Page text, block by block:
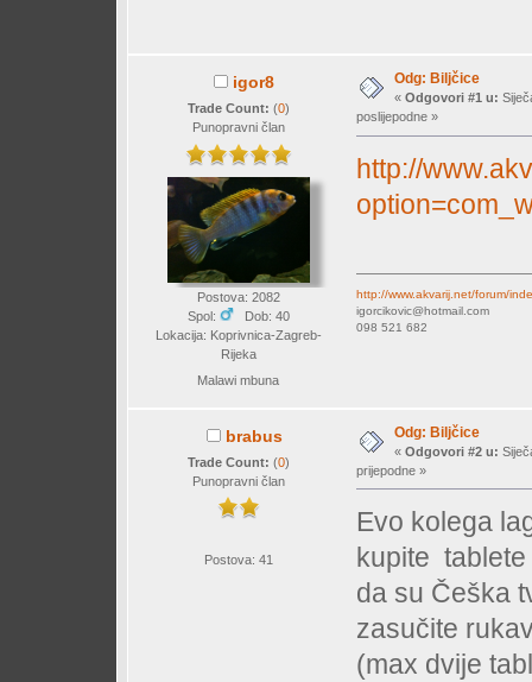
igor8
Trade Count: (0)
Punopravni član
Postova: 2082
Spol:
Dob: 40
Lokacija: Koprivnica-Zagreb-
Rijeka
Malawi mbuna
Odg: Biljčice
« Odgovori #1 u:
poslijepodne »
http://
http://www.akvarij.net/forum/
igorcikovic@hotmail.com
098 521 682
brabus
Trade Count: (0)
Punopravni član
Postova: 41
Odg: Biljčice
« Odgovori #2 u:
prijepodne »
Evo kolega
kupite tablete
da su Češka
zasučite
(max dvije